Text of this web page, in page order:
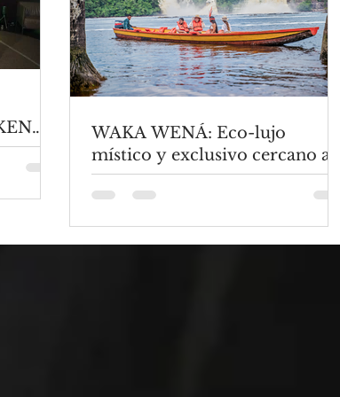
WAKA WENÁ: Eco-lujo
místico y exclusivo cercano a la
Laguna de Canaima